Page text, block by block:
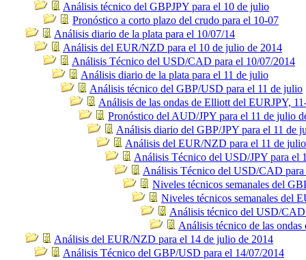
Análisis técnico del GBPJPY para el 10 de julio
Pronóstico a corto plazo del crudo para el 10-07
Análisis diario de la plata para el 10/07/14
Análisis del EUR/NZD para el 10 de julio de 2014
Análisis Técnico del USD/CAD para el 10/07/2014
Análisis diario de la plata para el 11 de julio
Análisis técnico del GBP/USD para el 11 de julio
Análisis de las ondas de Elliott del EURJPY,
Pronóstico del AUD/JPY para el 11 de julio
Análisis diario del GBP/JPY para el 11 de
Análisis del EUR/NZD para el 11 de
Análisis Técnico del USD/JPY para el
Análisis Técnico del USD/CAD
Niveles técnicos semanales del
Niveles técnicos semanales del
Análisis técnico del USD/
Análisis técnico de las
Análisis del EUR/NZD para el 14 de julio de 2014
Análisis Técnico del GBP/USD para el 14/07/2014